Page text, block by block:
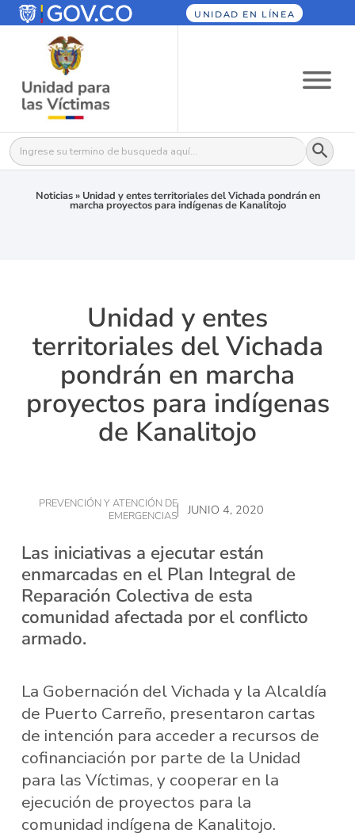
UNIDAD EN LÍNEA
Buscar: Botón
Noticias» Unidad y entes territoriales del Vichada pondrán en
marcha proyectos para indígenas de Kanalitojo
Unidad y entes
territoriales del Vichada
pondrán en marcha
proyectos para indígenas
de Kanalitojo
PREVENCIÓN Y ATENCIÓN DE
EMERGENCIAS
JUNIO 4, 2020
Las iniciativas a ejecutar están
enmarcadas en el Plan Integral de
Reparación Colectiva de esta
comunidad afectada por el conflicto
armado.
La Gobernación del Vichada y la Alcaldía
de Puerto Carreño, presentaron cartas
de intención para acceder a recursos de
cofinanciación por parte de la Unidad
para las Víctimas, y cooperar en la
ejecución de proyectos para la
comunidad indígena de Kanalitojo.